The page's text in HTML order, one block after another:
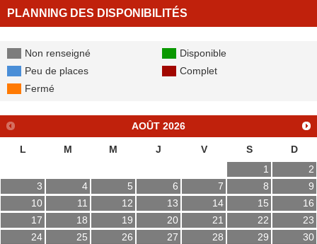
PLANNING DES DISPONIBILITÉS
Non renseigné
Disponible
Peu de places
Complet
Fermé
AOÛT 2026
L M M J V S
D
1
2
3
4 5 6 7 8
9
10
11 12 13 14 15
16
17
18 19 20 21 22
23
24
25 26 27 28 29
30